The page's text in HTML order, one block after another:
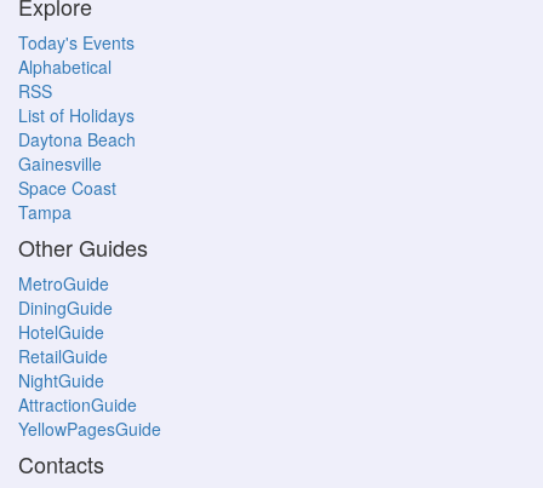
Today's Events
Alphabetical
RSS
List of Holidays
Daytona Beach
Gainesville
Space Coast
Tampa
Other Guides
MetroGuide
DiningGuide
HotelGuide
RetailGuide
NightGuide
AttractionGuide
YellowPagesGuide
Contacts